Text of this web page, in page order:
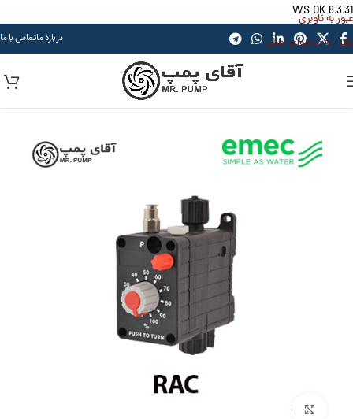
WS_OK_8.3.31
عبور به ناوبری
رفتن به محتوای اصلی
درباره ماتماس با ما
بزرگنمایی تصویر